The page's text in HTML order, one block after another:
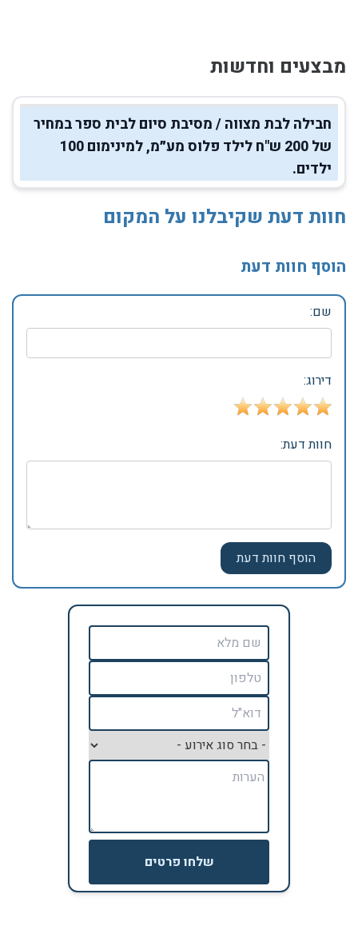
מבצעים וחדשות
חבילה לבת מצווה / מסיבת סיום לבית ספר במחיר
של 200 ש"ח לילד פלוס מע״מ, למינימום 100
ילדים.
חוות דעת שקיבלנו על המקום
הוסף חוות דעת
שם:
דירוג:
חוות דעת:
שלחו פרטים